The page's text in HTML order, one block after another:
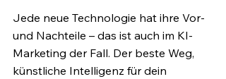
Jede neue Technologie hat ihre Vor-
und Nachteile – das ist auch im KI-
Marketing der Fall. Der beste Weg,
künstliche Intelligenz für dein